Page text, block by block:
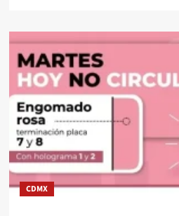
CDMX